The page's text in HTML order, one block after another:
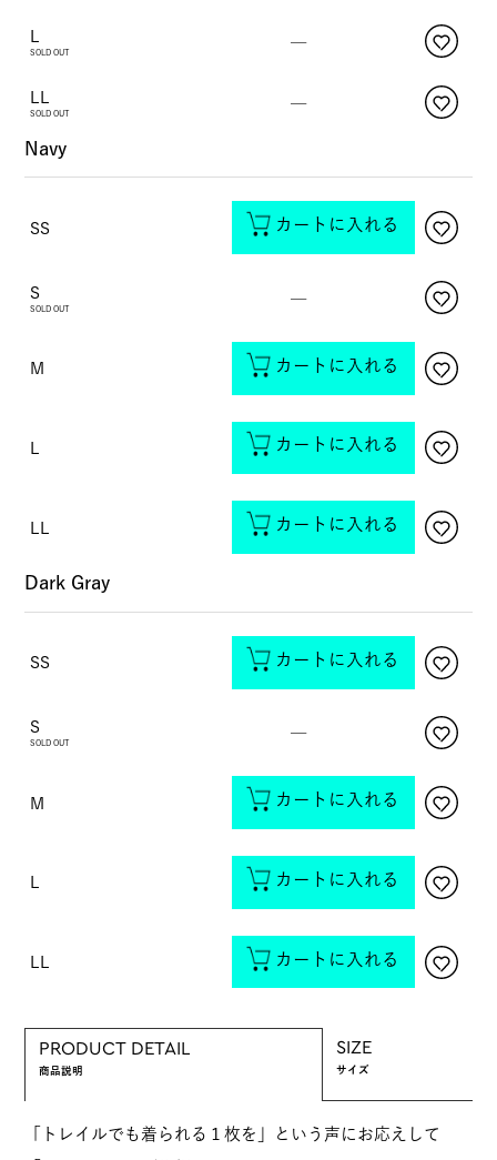
L
SOLD OUT
—
LL
SOLD OUT
—
Navy
SS カートに入れる
S
SOLD OUT
—
M カートに入れる
カートに入れる
LL カートに入れる
Dark Gray
SS カートに入れる
S
SOLD OUT
—
M カートに入れる
カートに入れる
カートに入れる
PRODUCT DETAIL
商品説明
SIZE
サイズ
「トレイルでも着られる１枚を」という声にお応えして